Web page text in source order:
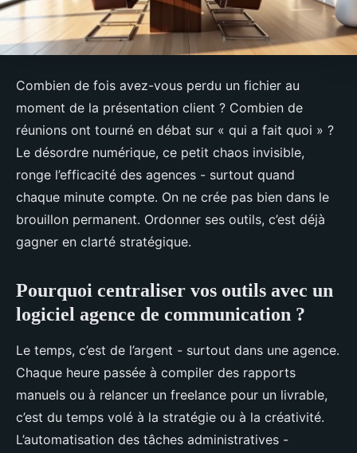
Combien de fois avez-vous perdu un fichier au
moment de la présentation client ? Combien de
réunions ont tourné en débat sur « qui a fait quoi » ?
Le désordre numérique, ce petit chaos invisible,
ronge l’efficacité des agences - surtout quand
chaque minute compte. On ne crée pas bien dans le
brouillon permanent. Ordonner ses outils, c’est déjà
gagner en clarté stratégique.
Pourquoi centraliser vos outils avec un
logiciel agence de communication ?
Le temps, c’est de l’argent - surtout dans une agence.
Chaque heure passée à compiler des rapports
manuels ou à relancer un freelance pour un livrable,
c’est du temps volé à la stratégie ou à la créativité.
L’automatisation des tâches administratives -